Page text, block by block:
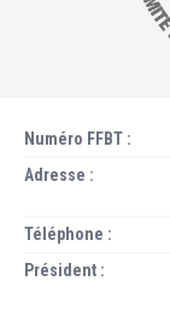
Numéro FFBT :
Adresse :
Téléphone :
Président :